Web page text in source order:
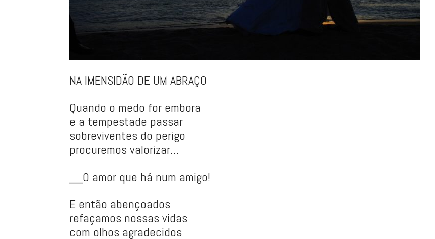
NA IMENSIDÃO DE UM ABRAÇO
Quando o medo for embora
e a tempestade passar
sobreviventes do perigo
procuremos valorizar…
__O amor que há num amigo!
E então abençoados
refaçamos nossas vidas
com olhos agradecidos